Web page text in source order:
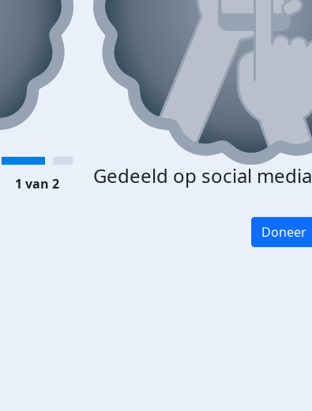
Gedeeld op social media
1 van 2
Doneer